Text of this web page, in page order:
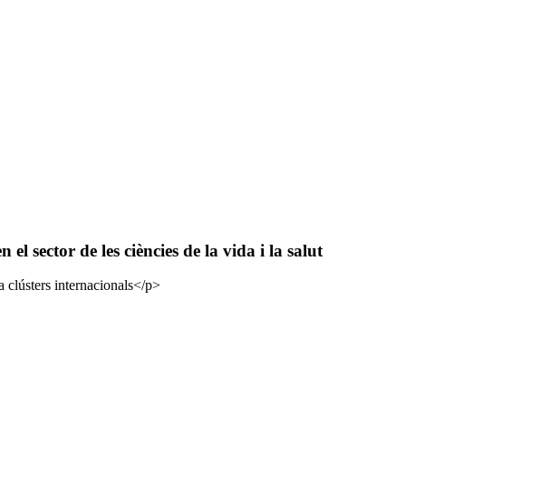
sector de les ciències de la vida i la salut
clústers internacionals</p>